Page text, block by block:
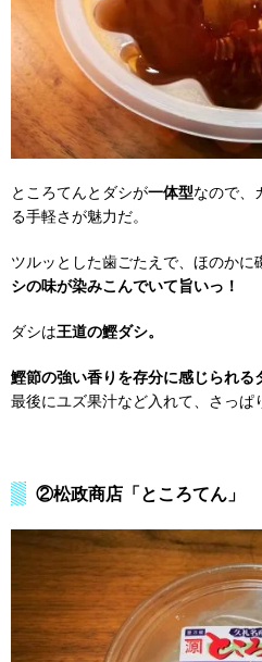
ところてんとダシが一体型なので、
る手軽さが魅力だ。
ツルッとした歯ごたえで、ほのかに
シの味が染みこんでいて旨いっ！
ダシは王道の鰹ダシ。
鰹節の強い香りを存分に感じられる
最後にユズ果汁など入れて、さっぱ
②松政商店「ところてん」